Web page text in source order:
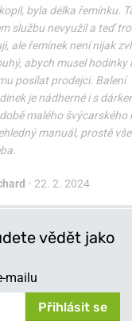
byla délka řemínku.
službu nevyužil a teď
ale řemínek není nijak
abych musel hodinky
posílat prodejci. Balení
je nádherné i s
malého švýcarského
manuál, prostě
• 22. 2. 2024
vědět jako
mailu
Přihlásit se